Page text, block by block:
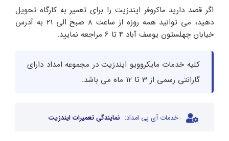
اگر قصد دارید ماکروفر ایندزیت را برای تعمیر به کارگاه تحویل
دهید، می توانید همه روزه از ساعت 8 صبح الی 21 به آدرس
خیابان چهلستون یوسف آباد 4 تا 6 مراجعه نمایید.
کلیه خدمات مایکروویو ایندزیت در مجموعه امداد دارای
گارانتی رسمی از 3 تا 12 ماه می باشد.
خدمات آی پی امداد: نمایندگی تعمیرات ایندزیت